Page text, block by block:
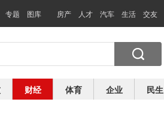
专题 图库 房产 人才 汽车 生活 交友
财经 体育 企业 民生